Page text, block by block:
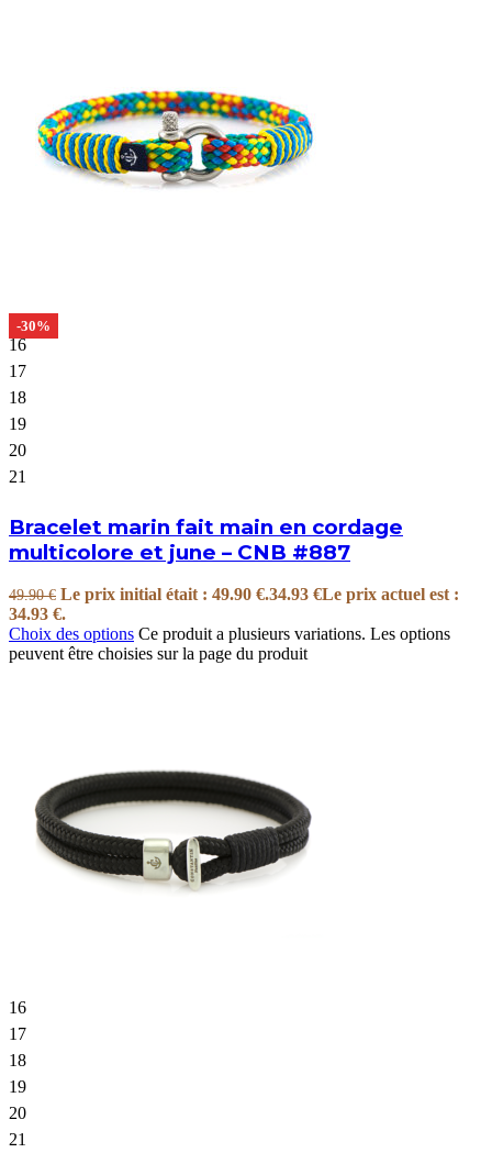
-30%
16
17
18
19
20
21
Bracelet marin fait main en cordage
multicolore et june – CNB #887
49.90€ Le prix initial était : 49.90 €.34.93 €Le prix actuel est :
34.93 €.
Choix des options Ce produit a plusieurs variations. Les options
peuvent être choisies sur la page du produit
16
17
18
19
20
21